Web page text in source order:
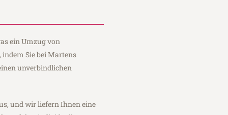
ein Umzug von
Sie bei Martens
unverbindlichen
und wir liefern Ihnen eine